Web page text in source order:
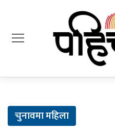
चुनावमा महिला